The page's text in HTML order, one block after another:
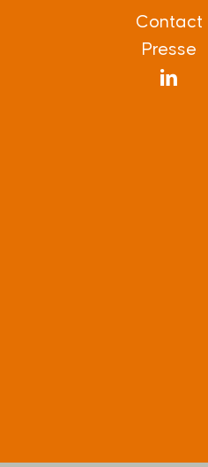
Contact
Presse